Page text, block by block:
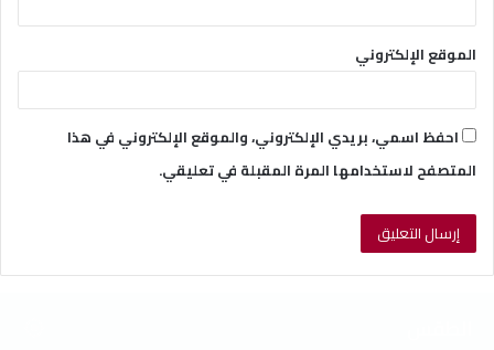
الموقع الإلكتروني
احفظ اسمي، بريدي الإلكتروني، والموقع الإلكتروني في هذا
المتصفح لاستخدامها المرة المقبلة في تعليقي.